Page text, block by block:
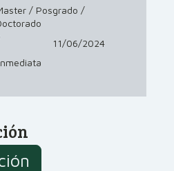
/ Posgrado /
11/06/2024